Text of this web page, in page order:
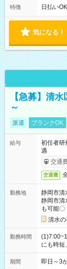
00
特徴 日払い
気になる！
【急募】清
～
派遣 ブランクOK
給与
初任者
遇
交通
交通費
勤務地
静岡市清
静岡市
も可能〇
清水
勤務時間
にも時短
い。
期間 即日～3